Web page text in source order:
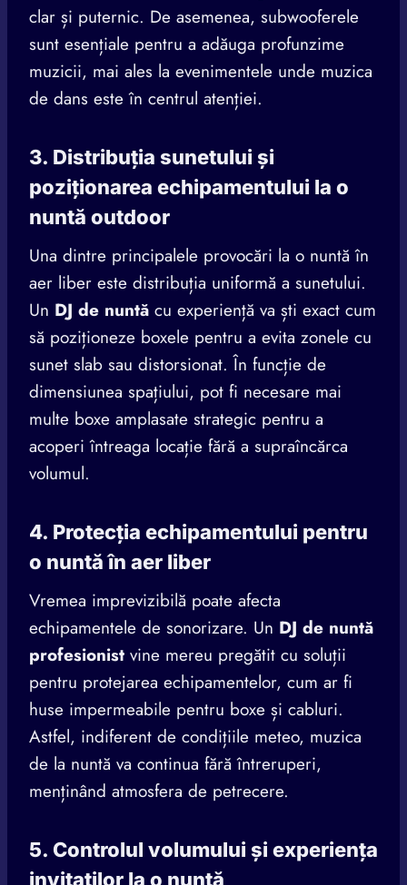
clar și puternic. De asemenea, subwooferele
sunt esențiale pentru a adăuga profunzime
muzicii, mai ales la evenimentele unde muzica
de dans este în centrul atenției.
3. Distribuția sunetului și
poziționarea echipamentului la o
nuntă outdoor
Una dintre principalele provocări la o nuntă în
aer liber este distribuția uniformă a sunetului.
Un DJ de nuntă cu experiență va ști exact cum
să poziționeze boxele pentru a evita zonele cu
sunet slab sau distorsionat. În funcție de
dimensiunea spațiului, pot fi necesare mai
multe boxe amplasate strategic pentru a
acoperi întreaga locație fără a supraîncărca
volumul.
4. Protecția echipamentului pentru
o nuntă în aer liber
Vremea imprevizibilă poate afecta
echipamentele de sonorizare. Un DJ de nuntă
profesionist vine mereu pregătit cu soluții
pentru protejarea echipamentelor, cum ar fi
huse impermeabile pentru boxe și cabluri.
Astfel, indiferent de condițiile meteo, muzica
de la nuntă va continua fără întreruperi,
menținând atmosfera de petrecere.
5. Controlul volumului și experiența
invitaților la o nuntă